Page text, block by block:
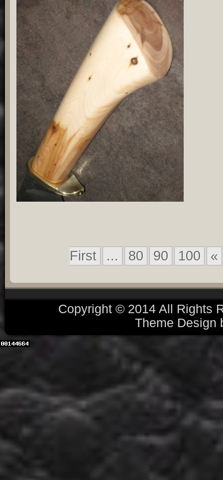
First ... 80 90 100 «
Copyright © 2014 All Rights
Theme Design